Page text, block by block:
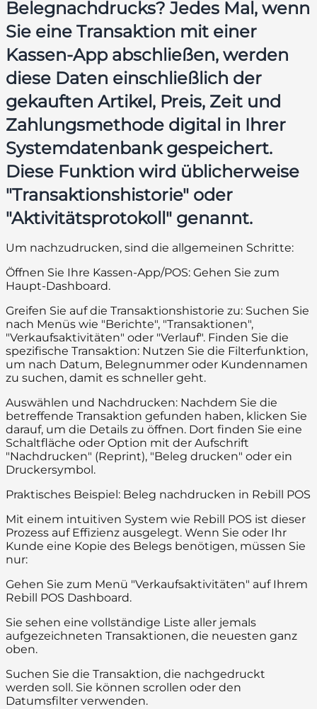
Belegnachdrucks? Jedes Mal, wenn
Sie eine Transaktion mit einer
Kassen-App abschließen, werden
diese Daten einschließlich der
gekauften Artikel, Preis, Zeit und
Zahlungsmethode digital in Ihrer
Systemdatenbank gespeichert.
Diese Funktion wird üblicherweise
"Transaktionshistorie" oder
"Aktivitätsprotokoll" genannt.
Um nachzudrucken, sind die allgemeinen Schritte:
Öffnen Sie Ihre Kassen-App/POS: Gehen Sie zum
Haupt-Dashboard.
Greifen Sie auf die Transaktionshistorie zu: Suchen Sie
nach Menüs wie "Berichte", "Transaktionen",
"Verkaufsaktivitäten" oder "Verlauf". Finden Sie die
spezifische Transaktion: Nutzen Sie die Filterfunktion,
um nach Datum, Belegnummer oder Kundennamen
zu suchen, damit es schneller geht.
Auswählen und Nachdrucken: Nachdem Sie die
betreffende Transaktion gefunden haben, klicken Sie
darauf, um die Details zu öffnen. Dort finden Sie eine
Schaltfläche oder Option mit der Aufschrift
"Nachdrucken" (Reprint), "Beleg drucken" oder ein
Druckersymbol.
Praktisches Beispiel: Beleg nachdrucken in Rebill POS
Mit einem intuitiven System wie Rebill POS ist dieser
Prozess auf Effizienz ausgelegt. Wenn Sie oder Ihr
Kunde eine Kopie des Belegs benötigen, müssen Sie
nur:
Gehen Sie zum Menü "Verkaufsaktivitäten" auf Ihrem
Rebill POS Dashboard.
Sie sehen eine vollständige Liste aller jemals
aufgezeichneten Transaktionen, die neuesten ganz
oben.
Suchen Sie die Transaktion, die nachgedruckt
werden soll. Sie können scrollen oder den
Datumsfilter verwenden.